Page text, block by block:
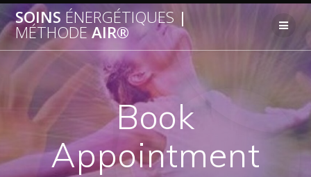
SOINS ÉNERGÉTIQUES |
MÉTHODEAIR®
Book
Appointment